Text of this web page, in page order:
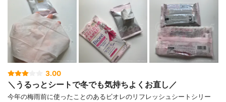
3.00
＼うるっとシートで冬でも気持ちよくお直し／
今年の梅雨前に使ったことのあるビオレのリフレッシュシートシリー